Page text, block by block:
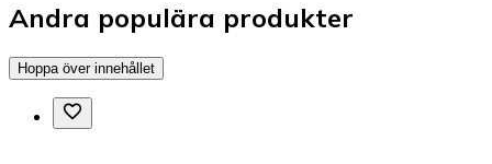
Andra populära produkter
Hoppa över innehållet